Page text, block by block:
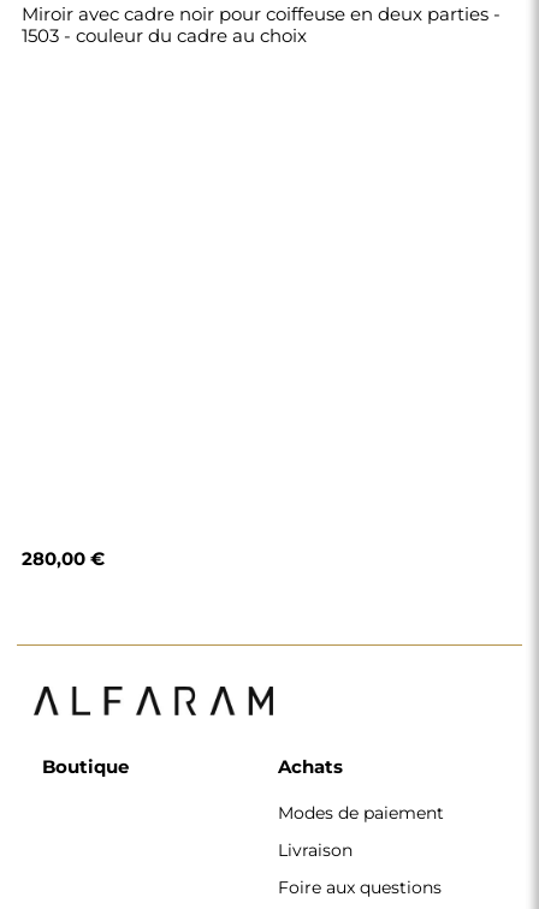
Miroir avec cadre noir pour coiffeuse en deux parties -
1503 - couleur du cadre au choix
280,00 €
Boutique Achats
Modes de paiement
Livraison
Foire aux questions